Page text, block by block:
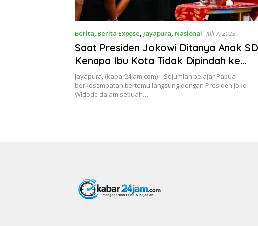
Berita, Berita Expose, Jayapura, Nasional Juli 7, 2023
Saat Presiden Jokowi Ditanya Anak SD
Kenapa Ibu Kota Tidak Dipindah ke
Papua
Jayapura, (kabar24jam.com) – Sejumlah pelajar Papua
berkesempatan bertemu langsung dengan Presiden Joko
Widodo dalam sebuah…